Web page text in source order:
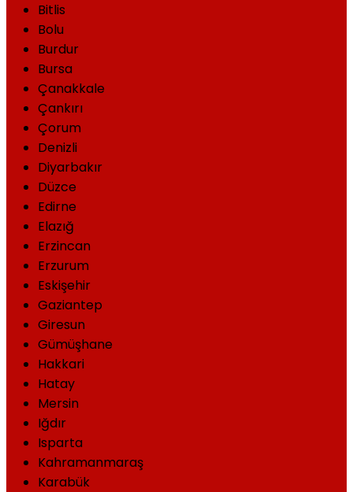
Bitlis
Bolu
Burdur
Bursa
Çanakkale
Çankırı
Çorum
Denizli
Diyarbakır
Düzce
Edirne
Elazığ
Erzincan
Erzurum
Eskişehir
Gaziantep
Giresun
Gümüşhane
Hakkari
Hatay
Mersin
Iğdır
Isparta
Kahramanmaraş
Karabük